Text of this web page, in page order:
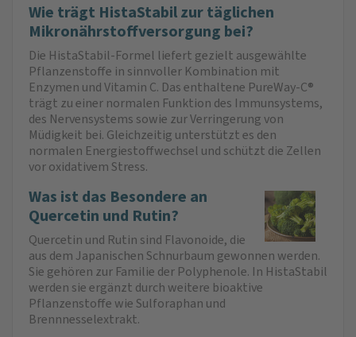
Wie trägt HistaStabil zur täglichen
Mikronährstoffversorgung bei?
Die HistaStabil-Formel liefert gezielt ausgewählte
Pflanzenstoffe in sinnvoller Kombination mit
Enzymen und Vitamin C. Das enthaltene PureWay-C®
trägt zu einer normalen Funktion des Immunsystems,
des Nervensystems sowie zur Verringerung von
Müdigkeit bei. Gleichzeitig unterstützt es den
normalen Energiestoffwechsel und schützt die Zellen
vor oxidativem Stress.
Was ist das Besondere an
Quercetin und Rutin?
Quercetin und Rutin sind Flavonoide, die
aus dem Japanischen Schnurbaum gewonnen werden.
Sie gehören zur Familie der Polyphenole. In HistaStabil
werden sie ergänzt durch weitere bioaktive
Pflanzenstoffe wie Sulforaphan und
Brennnesselextrakt.